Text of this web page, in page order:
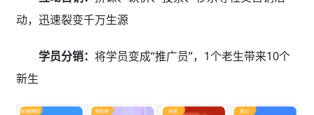
动，迅速裂变千万生源
学员分销： 将学员变成“推广员”，1个老生带来10个
新生